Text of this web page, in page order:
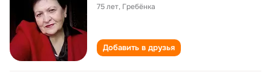
75 лет, Гребёнка
Добавить в друзья